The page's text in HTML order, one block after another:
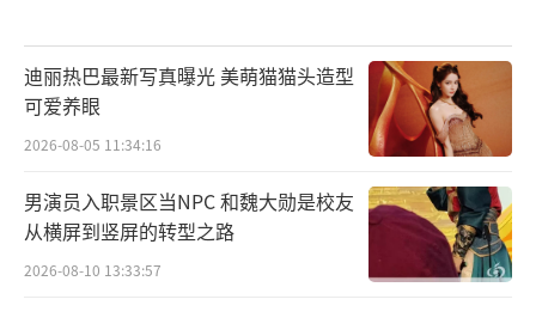
化旅游股份有限公司、世纪长生天影业(北京）
有限公司、东阳长生天影视制作有限公司、天
津猫眼微影文化传媒有限公司、上海腾讯企鹅
影视文化传播有限公司、青岛海发影视文化有
限公司、华夏电影发行有限责任公司出品，影
片将于7月20日全国上映，敬请期待。（责任编
迪丽热巴最新写真曝光 美萌猫猫头造型
可爱养眼
2026-08-05 11:34:16
男演员入职景区当NPC 和魏大勋是校友
从横屏到竖屏的转型之路
2026-08-10 13:33:57